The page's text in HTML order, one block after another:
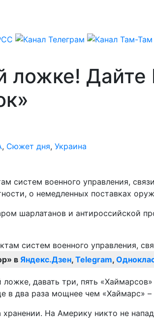
ложке! Дайте
, Сюжет дня, Украина
систем военного управления,
о немедленных поставках
шарлатанов и антироссийской
в Яндекс.Дзен, Telegram,
давать три, пять
в два раза мощнее чем «Хаймарс» –
На Америку никто не